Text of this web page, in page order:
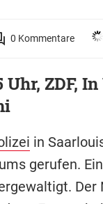
0 Kommentare
Uhr, ZDF,
in
gerufen.
Der